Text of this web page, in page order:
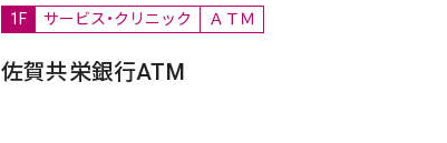
1F サービス・クリニック ＡＴＭ
佐賀共栄銀行ATM